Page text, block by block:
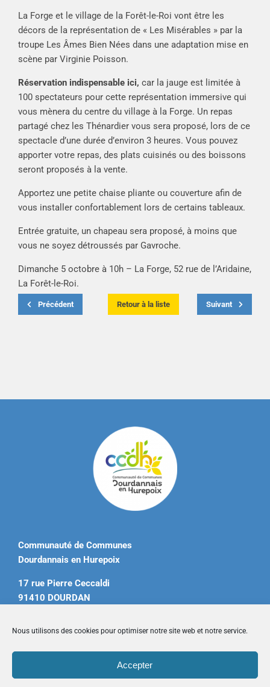
Nous utilisons des cookies pour optimiser notre site web et notre service.
Accepter
La Forge et le village de la Forêt-le-Roi vont être les
décors de la représentation de « Les Misérables » par la
troupe Les Âmes Bien Nées dans une adaptation mise en
scène par Virginie Poisson.
Réservation indispensable ici, car la jauge est limitée à
100 spectateurs pour cette représentation immersive qui
vous mènera du centre du village à la Forge. Un repas
partagé chez les Thénardier vous sera proposé, lors de ce
spectacle d’une durée d’environ 3 heures. Vous pouvez
apporter votre repas, des plats cuisinés ou des boissons
seront proposés à la vente.
Apportez une petite chaise pliante ou couverture afin de
vous installer confortablement lors de certains tableaux.
Entrée gratuite, un chapeau sera proposé, à moins que
vous ne soyez détroussés par Gavroche.
Dimanche 5 octobre à 10h – La Forge, 52 rue de l’Aridaine,
La Forêt-le-Roi.
Précédent Retour à la liste Suivant
Communauté de Communes
Dourdannais en Hurepoix
17 rue Pierre Ceccaldi
91410 DOURDAN
contact@ccdourdannais.com
Accueil|Plan du site|Mentions légales|Contactez-nous